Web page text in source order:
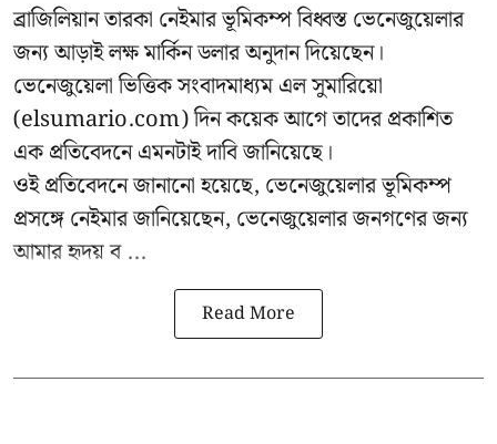
ব্রাজিলিয়ান তারকা নেইমার ভূমিকম্প বিধ্বস্ত ভেনেজুয়েলার
জন্য আড়াই লক্ষ মার্কিন ডলার অনুদান দিয়েছেন।
ভেনেজুয়েলা ভিত্তিক সংবাদমাধ্যম এল সুমারিয়ো
(elsumario.com) দিন কয়েক আগে তাদের প্রকাশিত
এক প্রতিবেদনে এমনটাই দাবি জানিয়েছে।
ওই প্রতিবেদনে জানানো হয়েছে, ভেনেজুয়েলার ভূমিকম্প
প্রসঙ্গেনেইমারজানিয়েছেন, ভেনেজুয়েলার জনগণের জন্য
আমার হৃদয় ব ...
Read More